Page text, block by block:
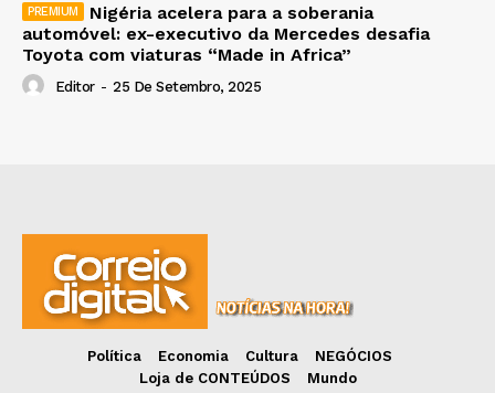
Nigéria acelera para a soberania
automóvel: ex-executivo da Mercedes desafia
Toyota com viaturas “Made in Africa”
Editor - 25 De Setembro, 2025
Política Economia Cultura
NEGÓCIOS
Loja de CONTEÚDOS
Mundo